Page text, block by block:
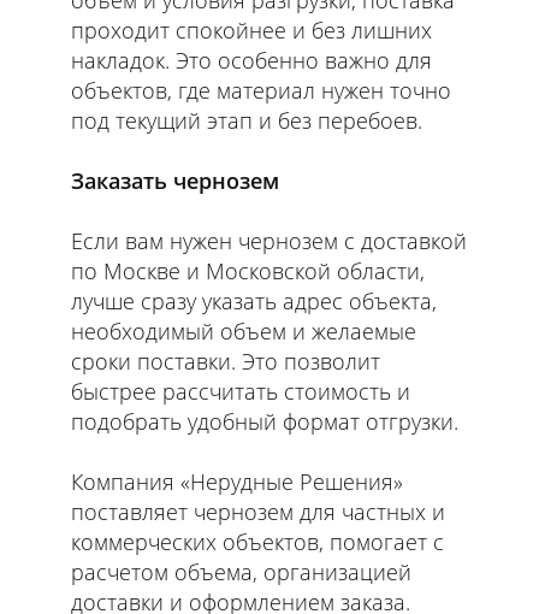
проходит спокойнее и без лишних
накладок. Это особенно важно для
объектов, где материал нужен точно
под текущий этап и без перебоев.
Заказать чернозем
Если вам нужен чернозем с доставкой
по Москве и Московской области,
лучше сразу указать адрес объекта,
необходимый объем и желаемые
сроки поставки. Это позволит
быстрее рассчитать стоимость и
подобрать удобный формат отгрузки.
Компания «Нерудные Решения»
поставляет чернозем для частных и
коммерческих объектов, помогает с
расчетом объема, организацией
доставки и оформлением заказа.